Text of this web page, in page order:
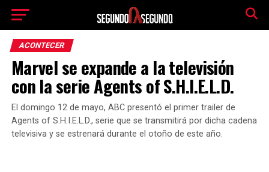
ACONTECER
Marvel se expande a la televisión
con la serie Agents of S.H.I.E.L.D.
El domingo 12 de mayo, ABC presentó el primer trailer de
Agents of S.H.I.E.L.D., serie que se transmitirá por dicha cadena
televisiva y se estrenará durante el otoño de este año.